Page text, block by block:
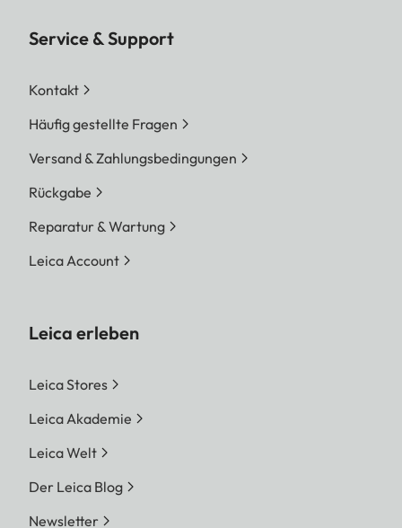
Service & Support
Kontakt
Häufig gestellte Fragen
Versand & Zahlungsbedingungen
Rückgabe
Reparatur & Wartung
Leica Account
Leica erleben
Leica Stores
Leica Akademie
Leica Welt
Der Leica Blog
Newsletter